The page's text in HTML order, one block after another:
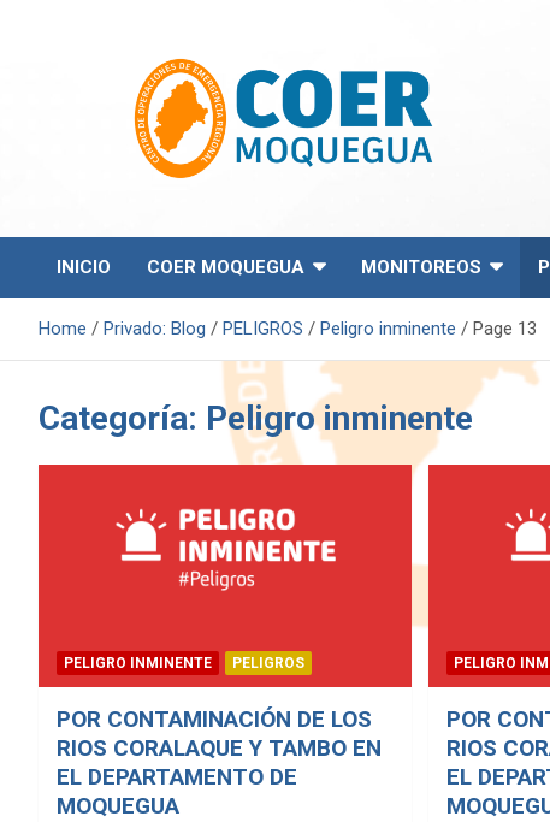
t
COER Moquegua
INICIO COER MOQUEGUA MONITOREOS
Home Privado: Blog PELIGROS Peligro inminente Page 13
Categoría: Peligro inminente
PELIGRO INMINENTE PELIGROS
POR CONTAMINACIÓN DE LOS
RIOS CORALAQUE Y TAMBO EN
EL DEPARTAMENTO DE
MOQUEGUA
PELIGRO
POR
RIOS
EL